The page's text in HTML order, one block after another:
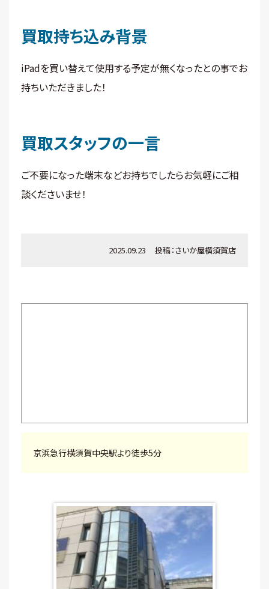
買取持ち込み背景
iPadを買い替えて使用する予定が無くなったとの事でお
持ちいただきました！
買取スタッフの一言
ご不要になった端末などお持ちでしたらお気軽にご相
談くださいませ！
2025.09.23 投稿：さいか屋横須賀店
京浜急行横須賀中央駅より徒歩5分